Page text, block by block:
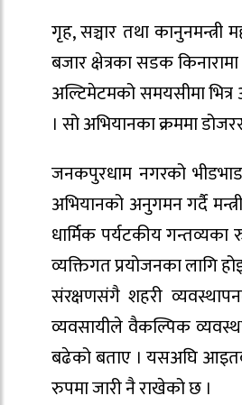
गृह, सञ्चार तथा
बजार क्षेत्रका सडक
अल्टिमेटमको समयसीमा
। सो अभियानका क्रममा
जनकपुरधाम नगरको
अभियानको अनुगमन गर्दै
धार्मिक पर्यटकीय
व्यक्तिगत प्रयोजनका लागि
संरक्षणसंगै शहरी
व्यवसायीले वैकल्पिक
बढेको बताए । यसअघि
रुपमा जारी नै राखेको छ ।